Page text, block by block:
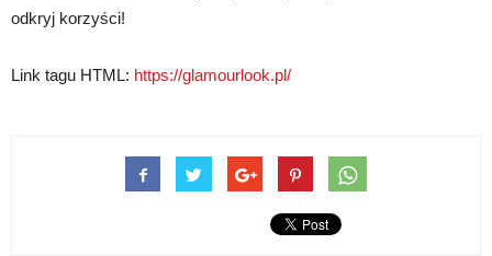
odkryj korzyści!
Link tagu HTML: https://glamourlook.pl/